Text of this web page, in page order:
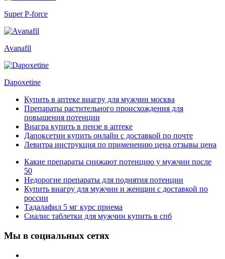
Super P-force
Avanafil
Dapoxetine
Купить в аптеке виагру для мужчин москва
Препараты растительного происхождения для
повышения потенции
Виагра купить в пензе в аптеке
Дапоксетин купить онлайн с доставкой по почте
Левитра инструкция по применению цена отзывы цена
Какие препараты снижают потенцию у мужчин после
50
Недорогие препараты для поднятия потенции
Купить виагру для мужчин и женщин с доставкой по
россии
Тадалафил 5 мг курс приема
Сиалис таблетки для мужчин купить в спб
Мы в социальных сетях